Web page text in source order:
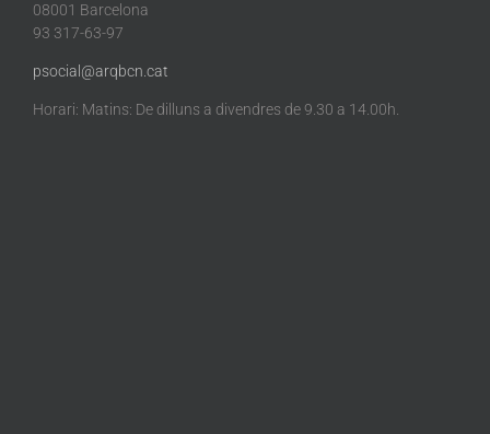
08001 Barcelona
93 317-63-97
psocial@arqbcn.cat
Horari: Matins: De dilluns a divendres de 9.30 a 14.00h.